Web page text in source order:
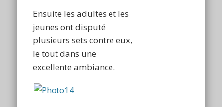
Ensuite les adultes et les
jeunes ont disputé
plusieurs sets contre eux,
le tout dans une
excellente ambiance.